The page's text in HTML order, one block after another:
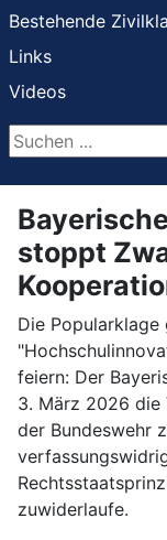
Bestehende
Links
Videos
Suchen ...
stoppt
Die Popularklage
feiern: Der
3. März 2026 die
der Bundeswehr
zuwiderlaufe.